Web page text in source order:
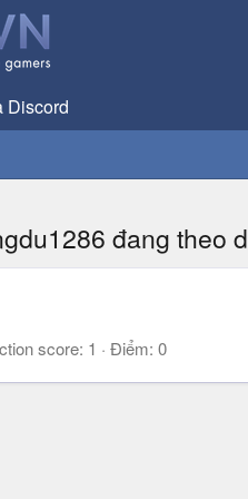
Discord
đang theo
score 1 Điểm 0